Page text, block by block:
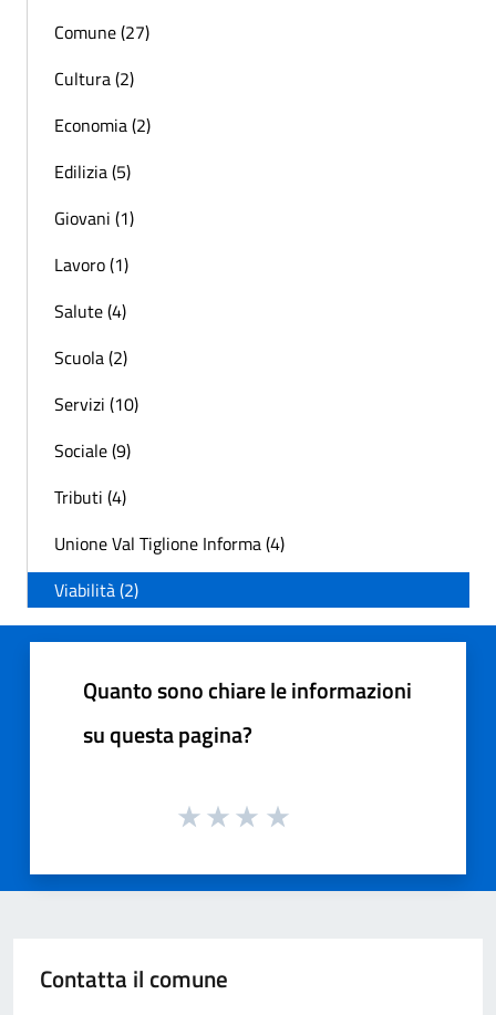
Comune (27)
Cultura (2)
Economia (2)
Edilizia (5)
Giovani (1)
Lavoro (1)
Salute (4)
Scuola (2)
Servizi (10)
Sociale (9)
Tributi (4)
Unione Val Tiglione Informa (4)
Viabilità (2)
Quanto sono chiare le informazioni
su questa pagina?
Contatta il comune